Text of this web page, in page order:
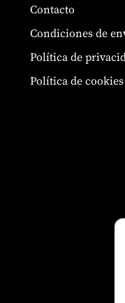
Contacto
Condiciones de
Política de
Política de cookies